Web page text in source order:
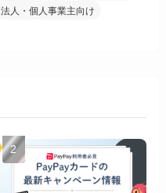
法人・個人事業主向け